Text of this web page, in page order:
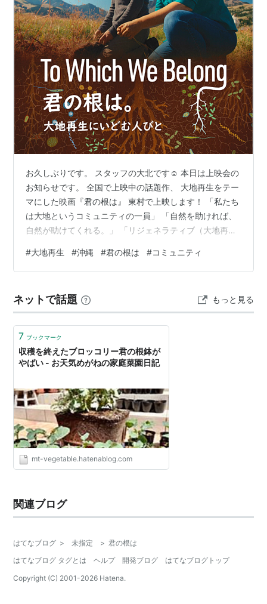
お久しぶりです。 スタッフの大北です☺️ 本日は上映会の
お知らせです。 全国で上映中の話題作、 大地再生をテー
マにした映画『君の根は』 東村で上映します！ 「私たち
は大地というコミュニティの一員」 「自然を助ければ、
自然が助けてくれる。」 「リジェネラティブ（大地再
して生き方そのものを転換した人びとに迫る ドキュメン
タリー映画『君の根は』 www.youtube.com この映画を
性にとても心動かされました。 僕たちの生きる糧をもた
らしてくれる自然。 畑や漁業、牧畜を通じて、 自然から
#大地再生 #沖縄 #君の根は #コミュニティ
ネットで話題 もっと見る
7 ブックマーク
収穫を終えたブロッコリー君の根鉢が
やばい - お天気めがねの家庭菜園日記
mt-vegetable.hatenablog.com
関連ブログ
はてなブログ > 未指定 > 君の根は
はてなブログ タグとは
ヘルプ 開発ブログ
はてなブログトップ
Copyright (C) 2001-2026 Hatena.